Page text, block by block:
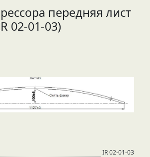
передняя лист
02-01-03)
IR 02-01-03